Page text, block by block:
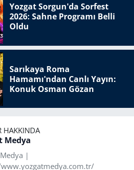
Yozgat Sorgun'da Sorfest
2026: Sahne Programı Belli
Oldu
Sarıkaya Roma
Hamamı'ndan Canlı Yayın:
Konuk Osman Gözan
HAKKINDA
Medya
|